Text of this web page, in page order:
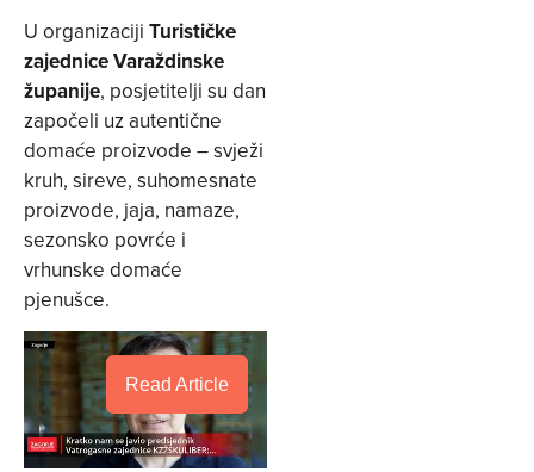
U organizaciji Turističke
zajednice Varaždinske
županije, posjetitelji su dan
započeli uz autentične
domaće proizvode – svježi
kruh, sireve, suhomesnate
proizvode, jaja, namaze,
sezonsko povrće i
vrhunske domaće
pjenušce.
Read Article